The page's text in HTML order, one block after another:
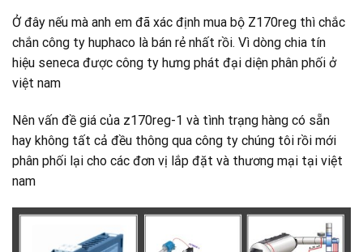
Ở đây nếu mà anh em đã xác định mua bộ Z170reg thì chắc
chắn công ty huphaco là bán rẻ nhất rồi. Vì dòng chia tín
hiệu seneca được công ty hưng phát đại diện phân phối ở
việt nam
Nên vấn đề giá của z170reg-1 và tình trạng hàng có sẵn
hay không tất cả đều thông qua công ty chúng tôi rồi mới
phân phối lại cho các đơn vị lắp đặt và thương mại tại việt
nam